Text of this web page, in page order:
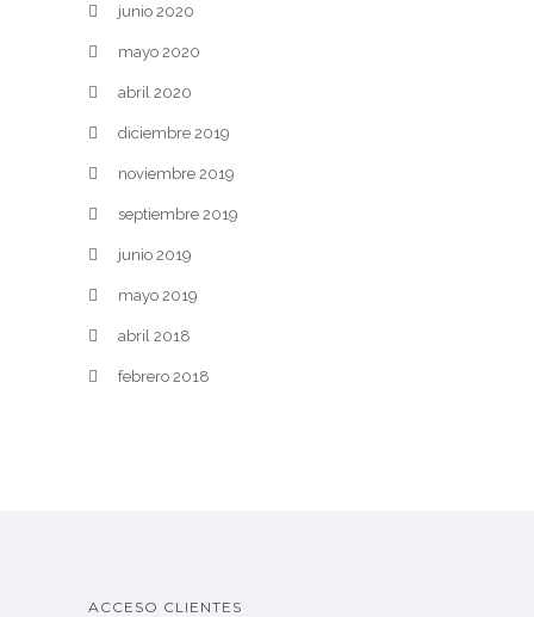
junio 2020
mayo 2020
abril 2020
diciembre 2019
noviembre 2019
septiembre 2019
junio 2019
mayo 2019
abril 2018
febrero 2018
ACCESO CLIENTES